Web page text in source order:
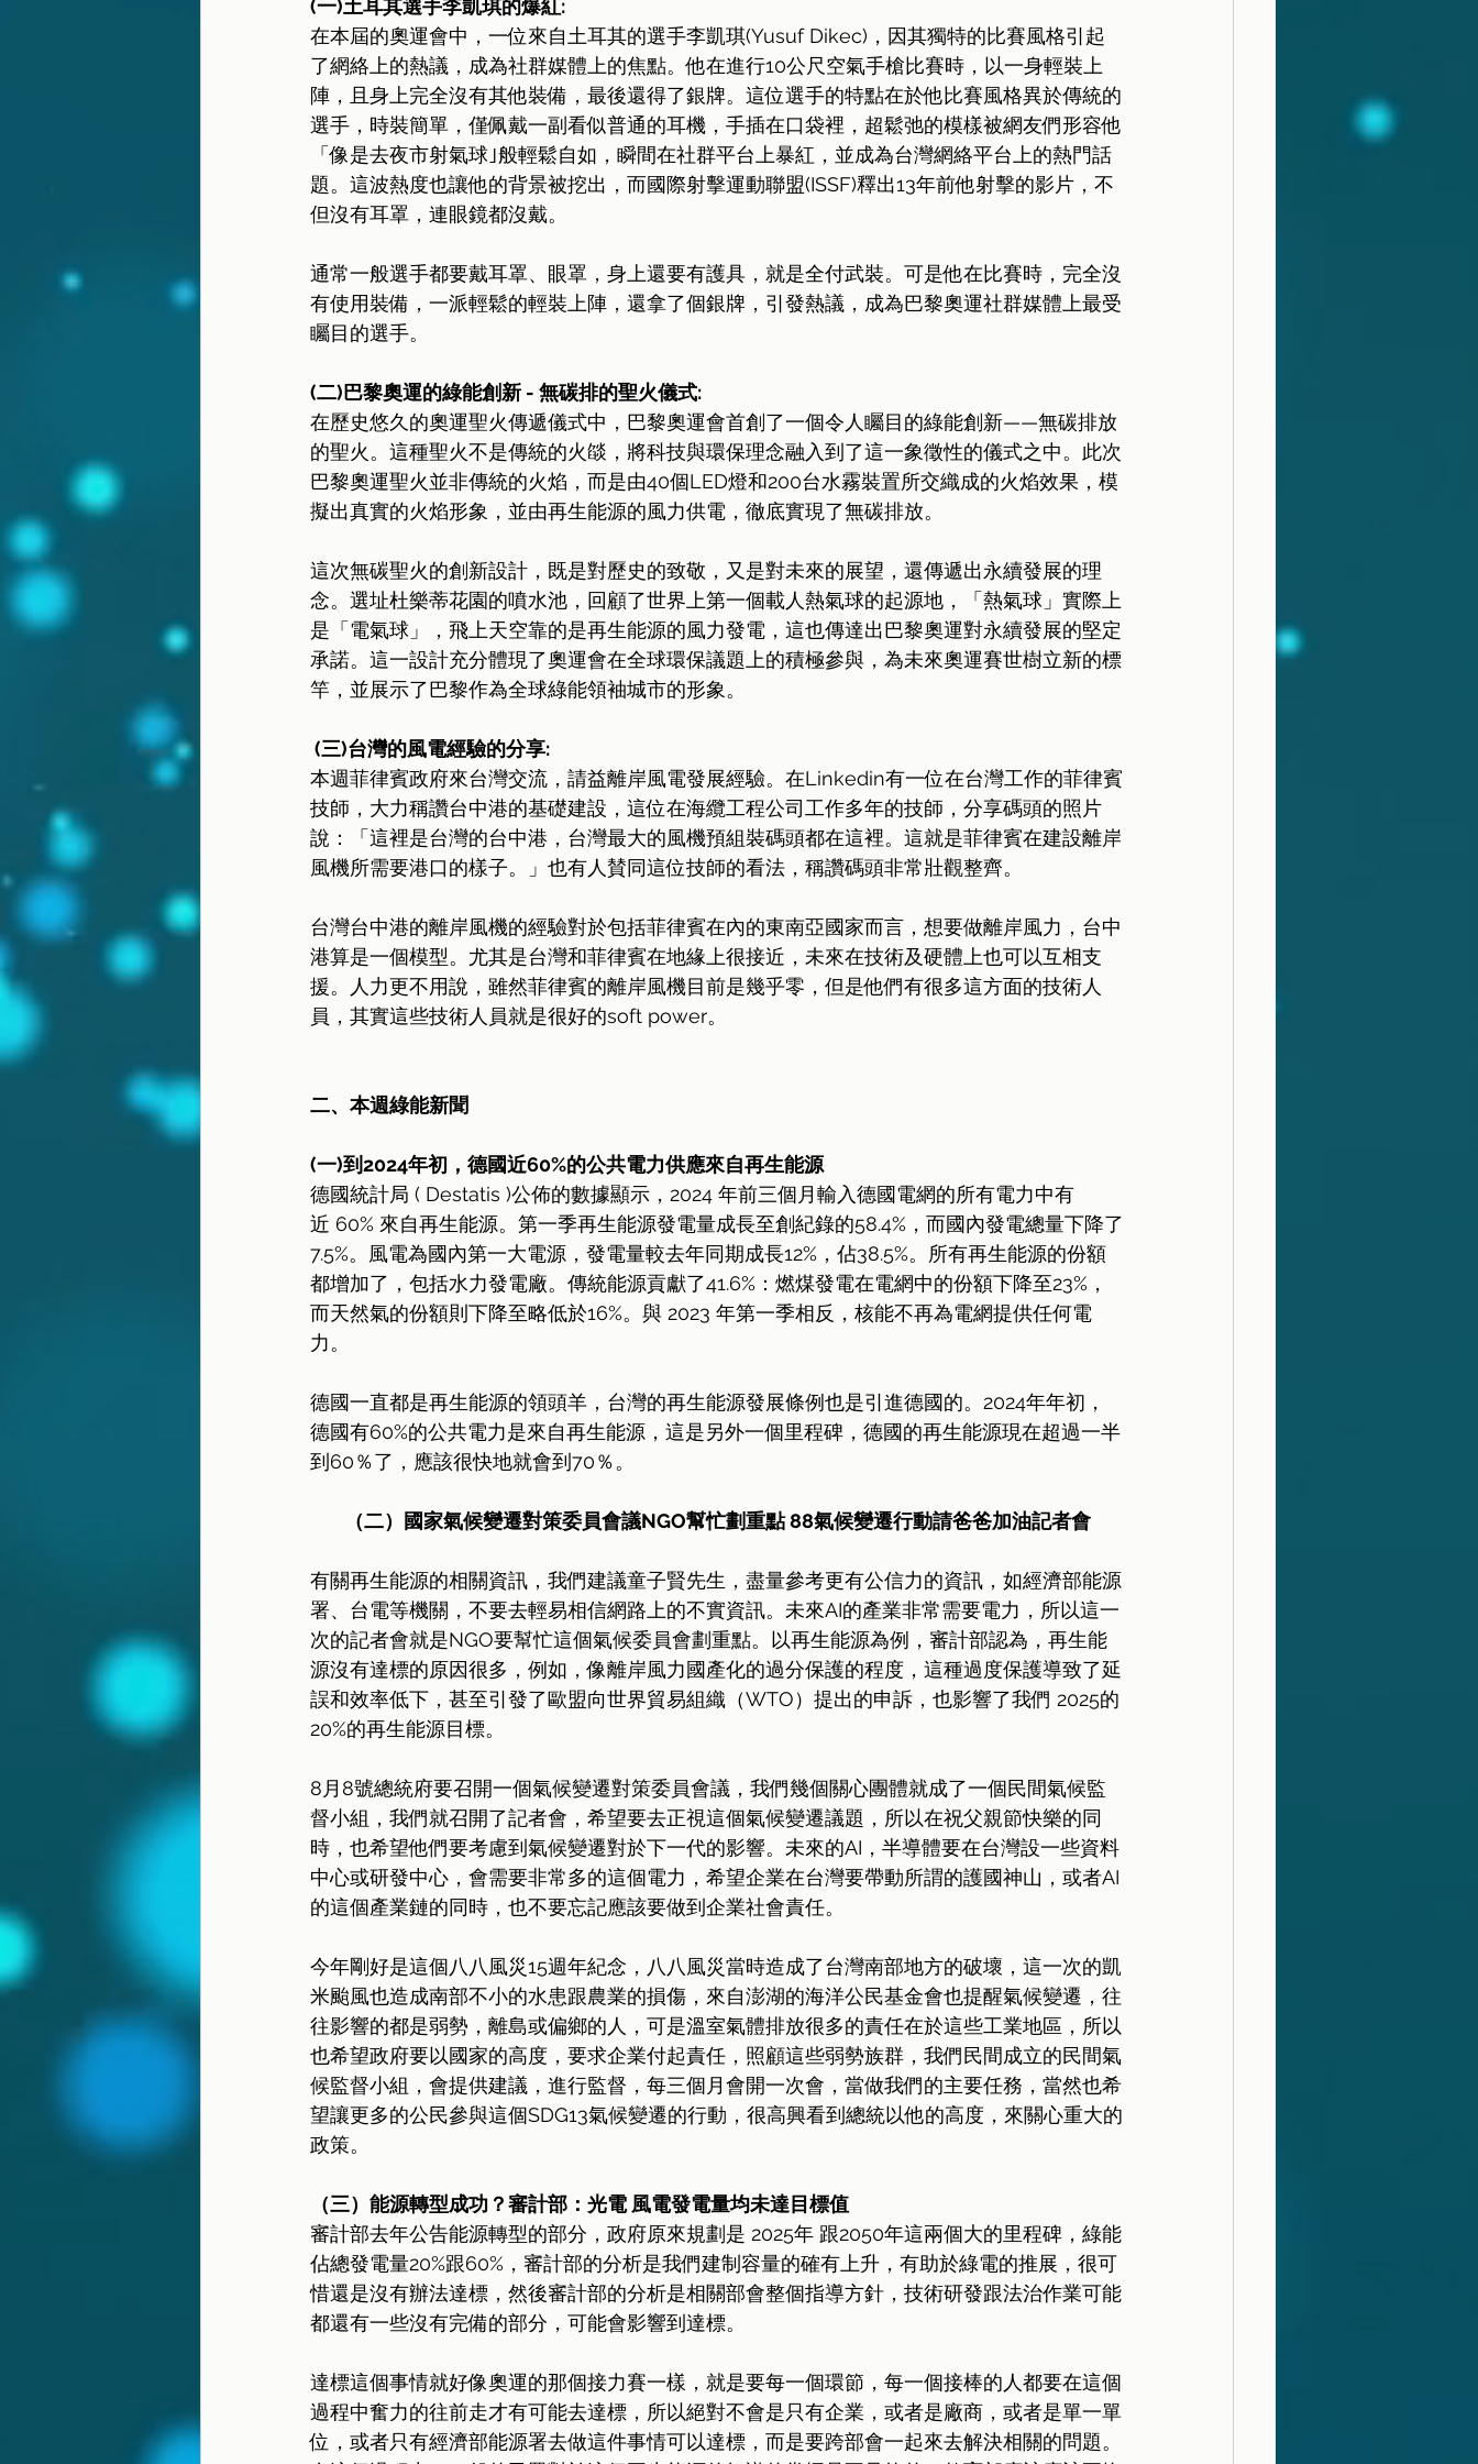
(一)土耳其選手李凱琪的爆紅:
在本屆的奧運會中，一位來自土耳其的選手李凱琪(Yusuf Dikec)，因其獨特的比賽風格引起
了網絡上的熱議，成為社群媒體上的焦點。他在進行10公尺空氣手槍比賽時，以一身輕裝上
陣，且身上完全沒有其他裝備，最後還得了銀牌。這位選手的特點在於他比賽風格異於傳統的
選手，時裝簡單，僅佩戴一副看似普通的耳機，手插在口袋裡，超鬆弛的模樣被網友們形容他
「像是去夜市射氣球｣般輕鬆自如，瞬間在社群平台上暴紅，並成為台灣網絡平台上的熱門話
題。這波熱度也讓他的背景被挖出，而國際射擊運動聯盟(ISSF)釋出13年前他射擊的影片，不
但沒有耳罩，連眼鏡都沒戴。
通常一般選手都要戴耳罩、眼罩，身上還要有護具，就是全付武裝。可是他在比賽時，完全沒
有使用裝備，一派輕鬆的輕裝上陣，還拿了個銀牌，引發熱議，成為巴黎奧運社群媒體上最受
矚目的選手。
(二)巴黎奧運的綠能創新 - 無碳排的聖火儀式:
在歷史悠久的奧運聖火傳遞儀式中，巴黎奧運會首創了一個令人矚目的綠能創新——無碳排放
的聖火。這種聖火不是傳統的火燄，將科技與環保理念融入到了這一象徵性的儀式之中。此次
巴黎奧運聖火並非傳統的火焰，而是由40個LED燈和200台水霧裝置所交織成的火焰效果，模
擬出真實的火焰形象，並由再生能源的風力供電，徹底實現了無碳排放。
這次無碳聖火的創新設計，既是對歷史的致敬，又是對未來的展望，還傳遞出永續發展的理
念。選址杜樂蒂花園的噴水池，回顧了世界上第一個載人熱氣球的起源地，「熱氣球」實際上
是「電氣球」，飛上天空靠的是再生能源的風力發電，這也傳達出巴黎奧運對永續發展的堅定
承諾。這一設計充分體現了奧運會在全球環保議題上的積極參與，為未來奧運賽世樹立新的標
竿，並展示了巴黎作為全球綠能領袖城市的形象。
(三)台灣的風電經驗的分享:
本週菲律賓政府來台灣交流，請益離岸風電發展經驗。在Linkedin有一位在台灣工作的菲律賓
技師，大力稱讚台中港的基礎建設，這位在海纜工程公司工作多年的技師，分享碼頭的照片
說：「這裡是台灣的台中港，台灣最大的風機預組裝碼頭都在這裡。這就是菲律賓在建設離岸
風機所需要港口的樣子。」也有人賛同這位技師的看法，稱讚碼頭非常壯觀整齊。
台灣台中港的離岸風機的經驗對於包括菲律賓在內的東南亞國家而言，想要做離岸風力，台中
港算是一個模型。尤其是台灣和菲律賓在地緣上很接近，未來在技術及硬體上也可以互相支
援。人力更不用說，雖然菲律賓的離岸風機目前是幾乎零，但是他們有很多這方面的技術人
員，其實這些技術人員就是很好的soft power。
二、本週綠能新聞
(一)到2024年初，德國近60%的公共電力供應來自再生能源
德國統計局 ( Destatis )公佈的數據顯示，2024 年前三個月輸入德國電網的所有電力中有
近 60% 來自再生能源。第一季再生能源發電量成長至創紀錄的58.4%，而國內發電總量下降了
7.5%。風電為國內第一大電源，發電量較去年同期成長12%，佔38.5%。所有再生能源的份額
都增加了，包括水力發電廠。傳統能源貢獻了41.6%：燃煤發電在電網中的份額下降至23%，
而天然氣的份額則下降至略低於16%。與 2023 年第一季相反，核能不再為電網提供任何電
力。
德國一直都是再生能源的領頭羊，台灣的再生能源發展條例也是引進德國的。2024年年初，
德國有60%的公共電力是來自再生能源，這是另外一個里程碑，德國的再生能源現在超過一半
到60％了，應該很快地就會到70％。
（二）國家氣候變遷對策委員會議NGO幫忙劃重點 88氣候變遷行動請爸爸加油記者會
有關再生能源的相關資訊，我們建議童子賢先生，盡量參考更有公信力的資訊，如經濟部能源
署、台電等機關，不要去輕易相信網路上的不實資訊。未來AI的產業非常需要電力，所以這一
次的記者會就是NGO要幫忙這個氣候委員會劃重點。以再生能源為例，審計部認為，再生能
源沒有達標的原因很多，例如，像離岸風力國產化的過分保護的程度，這種過度保護導致了延
誤和效率低下，甚至引發了歐盟向世界貿易組織（WTO）提出的申訴，也影響了我們 2025的
20%的再生能源目標。
8月8號總統府要召開一個氣候變遷對策委員會議，我們幾個關心團體就成了一個民間氣候監
督小組，我們就召開了記者會，希望要去正視這個氣候變遷議題，所以在祝父親節快樂的同
時，也希望他們要考慮到氣候變遷對於下一代的影響。未來的AI，半導體要在台灣設一些資料
中心或研發中心，會需要非常多的這個電力，希望企業在台灣要帶動所謂的護國神山，或者AI
的這個產業鏈的同時，也不要忘記應該要做到企業社會責任。
今年剛好是這個八八風災15週年紀念，八八風災當時造成了台灣南部地方的破壞，這一次的凱
米颱風也造成南部不小的水患跟農業的損傷，來自澎湖的海洋公民基金會也提醒氣候變遷，往
往影響的都是弱勢，離島或偏鄉的人，可是溫室氣體排放很多的責任在於這些工業地區，所以
也希望政府要以國家的高度，要求企業付起責任，照顧這些弱勢族群，我們民間成立的民間氣
候監督小組，會提供建議，進行監督，每三個月會開一次會，當做我們的主要任務，當然也希
望讓更多的公民參與這個SDG13氣候變遷的行動，很高興看到總統以他的高度，來關心重大的
政策。
（三）能源轉型成功？審計部：光電 風電發電量均未達目標值
審計部去年公告能源轉型的部分，政府原來規劃是 2025年 跟2050年這兩個大的里程碑，綠能
佔總發電量20%跟60%，審計部的分析是我們建制容量的確有上升，有助於綠電的推展，很可
惜還是沒有辦法達標，然後審計部的分析是相關部會整個指導方針，技術研發跟法治作業可能
都還有一些沒有完備的部分，可能會影響到達標。
達標這個事情就好像奧運的那個接力賽一樣，就是要每一個環節，每一個接棒的人都要在這個
過程中奮力的往前走才有可能去達標，所以絕對不會是只有企業，或者是廠商，或者是單一單
位，或者只有經濟部能源署去做這件事情可以達標，而是要跨部會一起來去解決相關的問題。